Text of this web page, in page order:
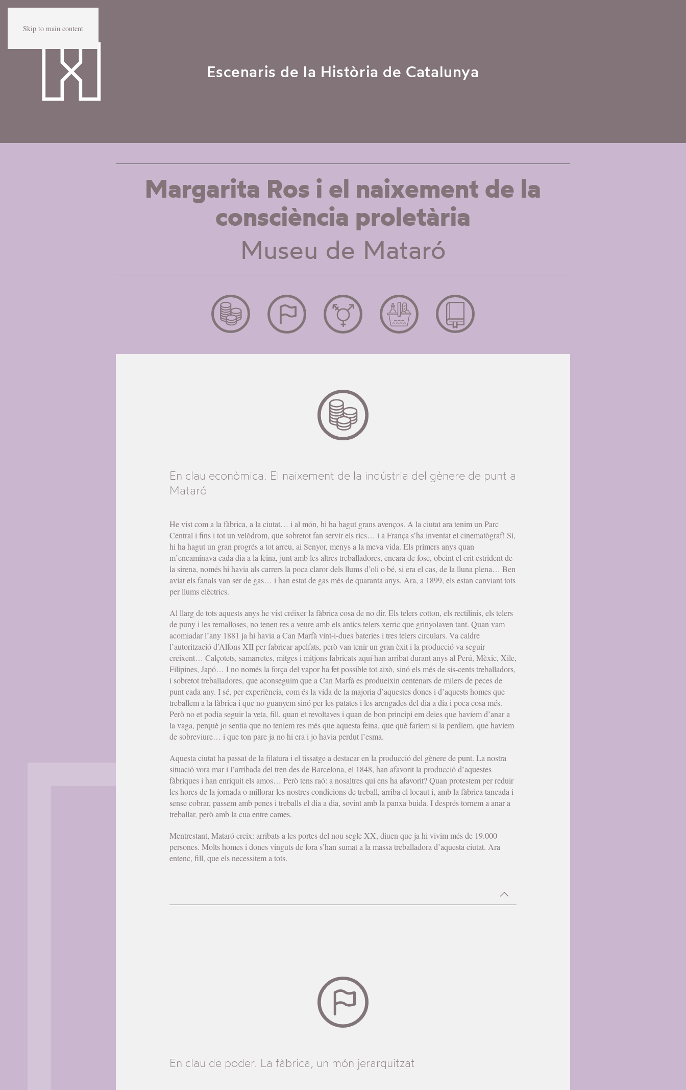
Skip to main content
Escenaris de la Història de Catalunya
Margarita Ros i el naixement de la
consciència proletària
Museu de Mataró
En clau econòmica. El naixement de la indústria del gènere de punt a
Mataró
He vist com a la fàbrica, a la ciutat… i al món, hi ha hagut grans avenços. A la ciutat ara tenim un Parc
Central i fins i tot un velòdrom, que sobretot fan servir els rics… i a França s’ha inventat el cinematògraf! Sí,
hi ha hagut un gran progrés a tot arreu, ai Senyor, menys a la meva vida. Els primers anys quan
m’encaminava cada dia a la feina, junt amb les altres treballadores, encara de fosc, obeint el crit estrident de
la sirena, només hi havia als carrers la poca claror dels llums d’oli o bé, si era el cas, de la lluna plena… Ben
aviat els fanals van ser de gas… i han estat de gas més de quaranta anys. Ara, a 1899, els estan canviant tots
per llums elèctrics.
Al llarg de tots aquests anys he vist créixer la fàbrica cosa de no dir. Els telers cotton, els rectilinis, els telers
de puny i les remalloses, no tenen res a veure amb els antics telers xerric que grinyolaven tant. Quan vam
acomiadar l’any 1881 ja hi havia a Can Marfà vint-i-dues bateries i tres telers circulars. Va caldre
l’autorització d’Alfons XII per fabricar apelfats, però van tenir un gran èxit i la producció va seguir
creixent… Calçotets, samarretes, mitges i mitjons fabricats aquí han arribat durant anys al Perú, Mèxic, Xile,
Filipines, Japó… I no només la força del vapor ha fet possible tot això, sinó els més de sis-cents treballadors,
i sobretot treballadores, que aconseguim que a Can Marfà es produeixin centenars de milers de peces de
punt cada any. I sé, per experiència, com és la vida de la majoria d’aquestes dones i d’aquests homes que
treballem a la fàbrica i que no guanyem sinó per les patates i les arengades del dia a dia i poca cosa més.
Però no et podia seguir la veta, fill, quan et revoltaves i quan de bon principi em deies que havíem d’anar a
la vaga, perquè jo sentia que no teníem res més que aquesta feina, que què faríem si la perdíem, que havíem
de sobreviure… i que ton pare ja no hi era i jo havia perdut l’esma.
Aquesta ciutat ha passat de la filatura i el tissatge a destacar en la producció del gènere de punt. La nostra
situació vora mar i l’arribada del tren des de Barcelona, el 1848, han afavorit la producció d’aquestes
fàbriques i han enriquit els amos… Però tens raó: a nosaltres qui ens ha afavorit? Quan protestem per reduir
les hores de la jornada o millorar les nostres condicions de treball, arriba el locaut i, amb la fàbrica tancada i
sense cobrar, passem amb penes i treballs el dia a dia, sovint amb la panxa buida. I després tornem a anar a
treballar, però amb la cua entre cames.
Mentrestant, Mataró creix: arribats a les portes del nou segle XX, diuen que ja hi vivim més de 19.000
persones. Molts homes i dones vinguts de fora s’han sumat a la massa treballadora d’aquesta ciutat. Ara
entenc, fill, que els necessitem a tots.
En clau de poder. La fàbrica, un món jerarquitzat